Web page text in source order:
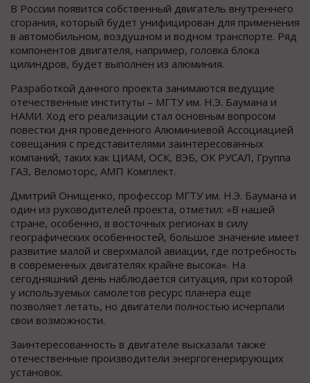
В России появится собственный двигатель внутреннего
сгорания, который будет унифицирован для применения
в автомобильном, воздушном и водном транспорте. Ряд
компонентов двигателя, например, головка блока
цилиндров, будет выполнен из алюминия.
Разработкой данного проекта занимаются ведущие
отечественные институты – МГТУ им. Н.Э. Баумана и
НАМИ. Ход его реализации стал основным вопросом
повестки дня проведенного Алюминиевой Ассоциацией
совещания с представителями заинтересованных
компаний, таких как ЦИАМ, ОСК, ВЭБ, ОК РУСАЛ, Группа
ГАЗ, Веломоторс, АМП Комплект.
Дмитрий Онищенко, профессор МГТУ им. Н.Э. Баумана и
один из руководителей проекта, отметил: «В нашей
стране, особенно, в восточных регионах в силу
географических особенностей, большое значение имеет
развитие малой и сверхмалой авиации, где потребность
в современных двигателях крайне высока». На
сегодняшний день наблюдается ситуация, при которой
у используемых самолетов ресурс планера еще
позволяет летать, но двигатели полностью исчерпали
свои возможности.
Заинтересованность в двигателе высказали также
отечественные производители энергогенерирующих
установок.